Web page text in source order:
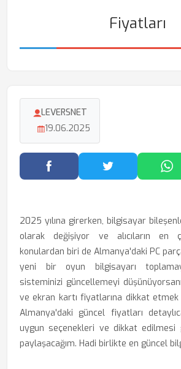
Fiyatları
LEVERSNET
19.06.2025
Facebook'ta Paylaş
Twitter'da
2025 yılına girerken, bilgisayar
olarak değişiyor ve alıcıların en
konulardan biri de Almanya'daki PC
yeni bir oyun bilgisayarı
sisteminizi güncellemeyi
ve ekran kartı fiyatlarına dikkat etmek
Almanya'daki güncel fiyatları
uygun seçenekleri ve dikkat edilmesi
paylaşacağım. Hadi birlikte en güncel